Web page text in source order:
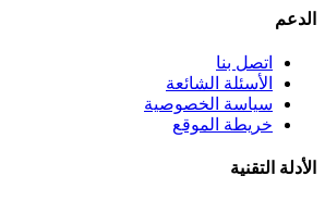
الدعم
اتصل بنا
الأسئلة الشائعة
سياسة الخصوصية
خريطة الموقع
الأدلة التقنية